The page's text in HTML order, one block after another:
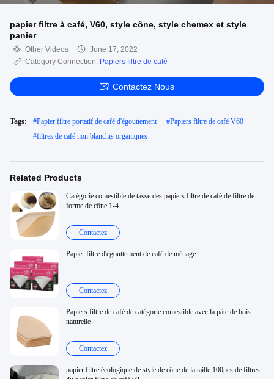
papier filtre à café, V60, style cône, style chemex et style
panier
Other Videos
June 17, 2022
Category Connection: Papiers filtre de café
Contactez Nous
Tags: #Papier filtre portatif de café d'égouttement #Papiers filtre de café V60
#filtres de café non blanchis organiques
Related Products
Catégorie comestible de tasse des papiers filtre de café de filtre de
forme de cône 1-4
Contactez
Papier filtre d'égouttement de café de ménage
Contactez
Papiers filtre de café de catégorie comestible avec la pâte de bois
naturelle
Contactez
papier filtre écologique de style de cône de la taille 100pcs de filtres